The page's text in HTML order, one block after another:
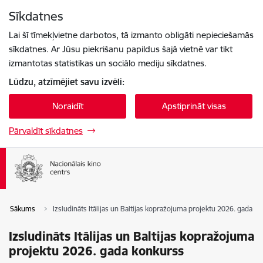
Sīkdatnes
Lai šī tīmekļvietne darbotos, tā izmanto obligāti nepieciešamās
sīkdatnes. Ar Jūsu piekrišanu papildus šajā vietnē var tikt
izmantotas statistikas un sociālo mediju sīkdatnes.
Lūdzu, atzīmējiet savu izvēli:
Noraidīt Apstiprināt visas
Pārvaldīt sīkdatnes
Sākums Izsludināts Itālijas un Baltijas kopražojuma projektu 2026. gada
Izsludināts Itālijas un Baltijas kopražojuma
projektu 2026. gada konkurss